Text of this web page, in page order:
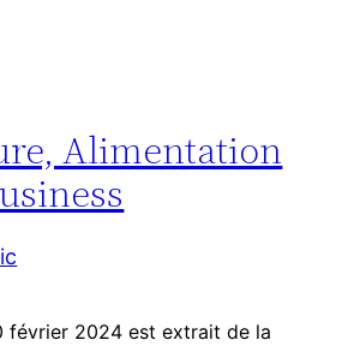
Alimentation
février 2024 est extrait de la